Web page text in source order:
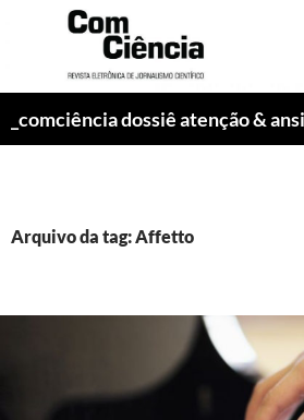
_comciência dossiê atenção &
Arquivo da tag: Affetto